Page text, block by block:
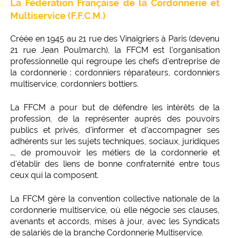
La Fédération Française de la Cordonnerie et
Multiservice (F.F.C.M.)
Créée en 1945 au 21 rue des Vinaigriers à Paris (devenu
21 rue Jean Poulmarch), la FFCM est l'organisation
professionnelle qui regroupe les chefs d'entreprise de
la cordonnerie : cordonniers réparateurs, cordonniers
multiservice, cordonniers bottiers.
La FFCM a pour but de défendre les intérêts de la
profession, de la représenter auprès des pouvoirs
publics et privés, d'informer et d'accompagner ses
adhérents sur les sujets techniques, sociaux, juridiques
…, de promouvoir les métiers de la cordonnerie et
d'établir des liens de bonne confraternité entre tous
ceux qui la composent.
La FFCM gère la convention collective nationale de la
cordonnerie multiservice, où elle négocie ses clauses,
avenants et accords, mises à jour, avec les Syndicats
de salariés de la branche Cordonnerie Multiservice.